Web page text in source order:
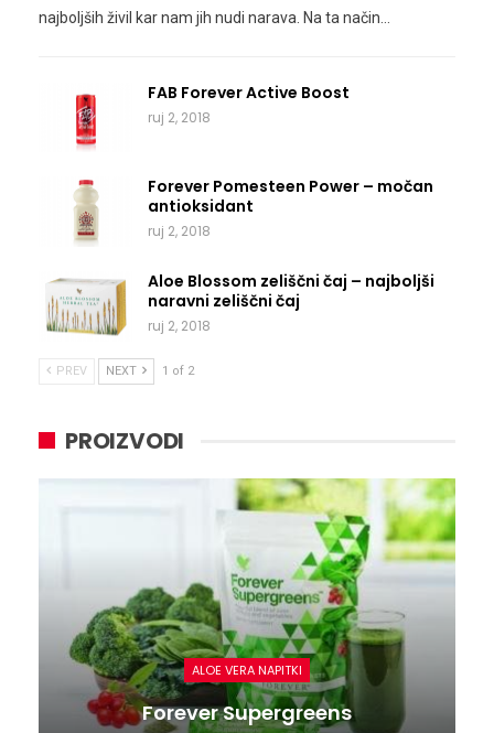
najboljših živil kar nam jih nudi narava. Na ta način…
FAB Forever Active Boost
ruj 2, 2018
Forever Pomesteen Power – močan
antioksidant
ruj 2, 2018
Aloe Blossom zeliščni čaj – najboljši
naravni zeliščni čaj
ruj 2, 2018
PREV NEXT 1 of 2
PROIZVODI
ALOE VERA NAPITKI
Forever Supergreens